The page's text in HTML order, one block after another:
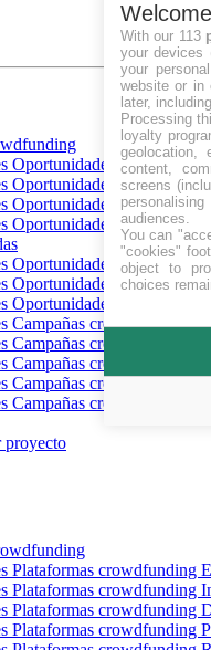
Oportunidades
Oportunidades
Oportunidades
Oportunidades crowdfunding
Oportunidades
Oportunidades
Oportunidades
Campañas crowdfunding
Campañas crowdfunding en
Campañas crowdfunding en
Campañas crowdfunding
Campañas crowdfunding en
proyecto
Plataformas crowdfunding
Plataformas crowdfunding
Plataformas crowdfunding
Plataformas crowdfunding
Welcome
With our 113
your devices
your
website or in
later,
Processing
loyalty
geolocation,
content,
screens
audiences.
You can
"cookies"
object to
choices